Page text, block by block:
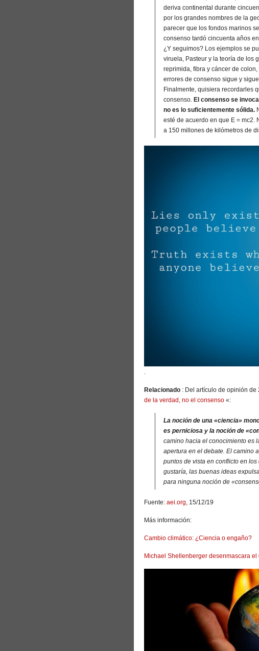
deriva continental durante
por los grandes nombres de la
parecer que los fondos marinos
consenso tardó cincuenta años
¿Y seguimos? Los ejemplos se
viruela, Pasteur y la teoría de los
reprimida, fibra y cáncer de
errores de consenso sigue y
Finalmente, quisiera recordarles
consenso. El consenso se
no es lo suficientemente sólida.
esté de acuerdo en que E = mc2.
a 150 millones de kilómetros de
.
Relacionado : Del artículo de opinión de
de la verdad, no el consenso «:
La noción de una «ciencia»
es perniciosa y la noción de
camino hacia el conocimiento es
apertura en el debate. El camino
puntos de vista en conflicto en
gustaría, las buenas ideas
para ninguna noción de
Fuente: aei.org, 15/12/19
Más información:
Cambio climático: ¿Ciencia o engaño?
Michael Shellenberger desenmascara